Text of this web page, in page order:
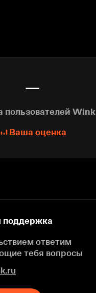
—
пользователей Wink
Ваша оценка
поддержка
ответим
тебя вопросы